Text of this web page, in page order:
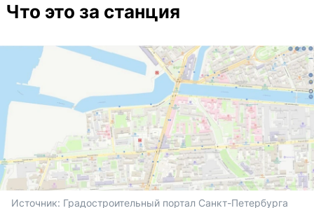
Что это за станция
Источник: Градостроительный портал Санкт-Петербурга